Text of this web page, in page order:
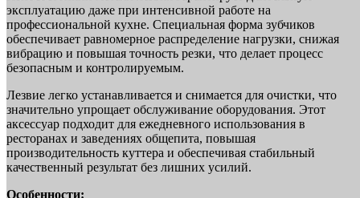
эксплуатацию даже при интенсивной работе на
профессиональной кухне. Специальная форма зубчиков
обеспечивает равномерное распределение нагрузки, снижая
вибрацию и повышая точность резки, что делает процесс
безопасным и контролируемым.
Лезвие легко устанавливается и снимается для очистки, что
значительно упрощает обслуживание оборудования. Этот
аксессуар подходит для ежедневного использования в
ресторанах и заведениях общепита, повышая
производительность куттера и обеспечивая стабильный
качественный результат без лишних усилий.
Особенности: